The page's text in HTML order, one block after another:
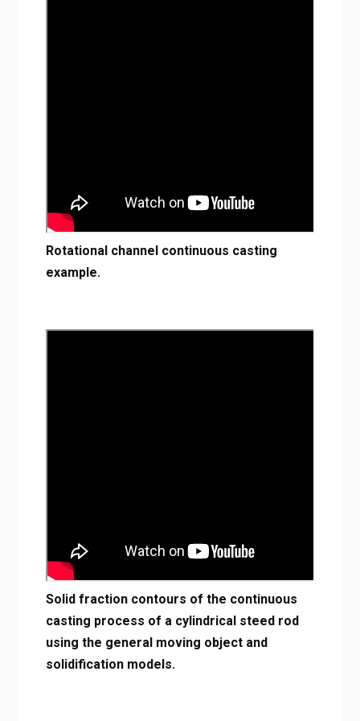
Rotational channel continuous casting
example.
Solid fraction contours of the continuous
casting process of a cylindrical steed rod
using the general moving object and
solidification models.